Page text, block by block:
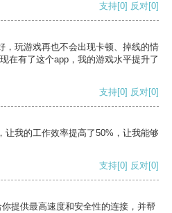
支持[0] 反对[0]
，玩游戏再也不会出现卡顿、掉线的情
在有了这个app，我的游戏水平提升了
支持[0] 反对[0]
让我的工作效率提高了50%，让我能够
支持[0] 反对[0]
提供最高速度和安全性的连接，并帮